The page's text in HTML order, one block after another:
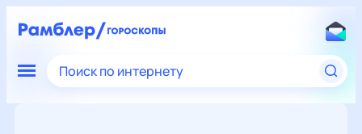
Поиск по интернету